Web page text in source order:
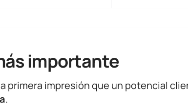
importante
primera impresión que un potencial
.